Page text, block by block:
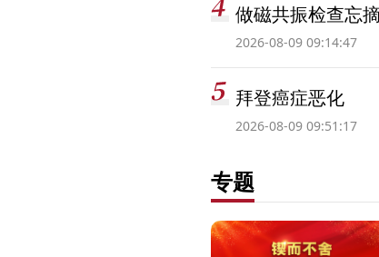
做磁共振检查忘
2026-08-09 09:14:47
拜登癌症恶化
2026-08-09 09:51:17
专题